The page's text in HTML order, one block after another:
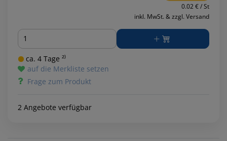
0.02 € / St
inkl. MwSt. & zzgl. Versand
Menge
ca. 4 Tage ²⁾
auf die Merkliste setzen
Frage zum Produkt
2 Angebote verfügbar